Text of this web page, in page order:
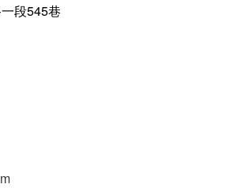
段545巷